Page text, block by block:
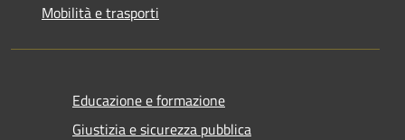
Mobilità e trasporti
Educazione e formazione
Giustizia e sicurezza pubblica